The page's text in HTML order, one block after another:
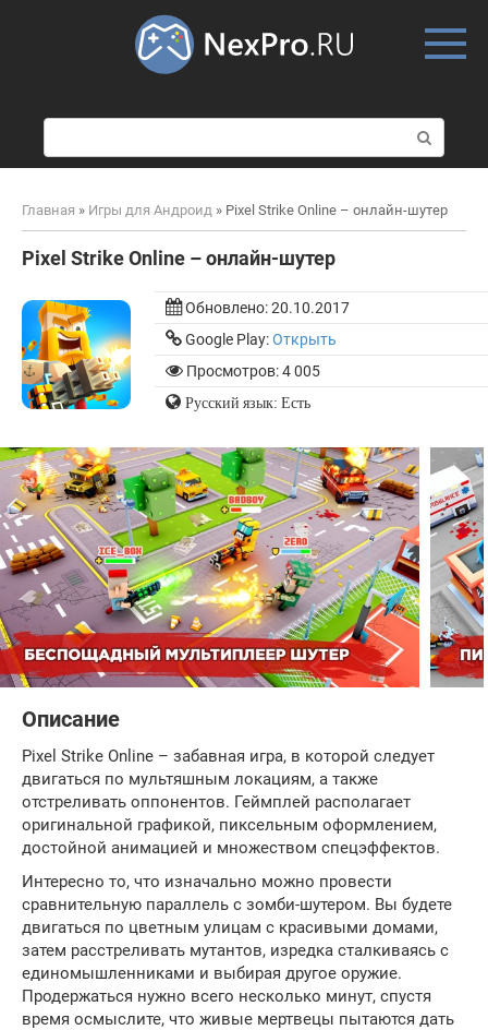
о
и
к
Главная » Игры для Андроид » Pixel Strike Online – онлайн-шутер
Pixel Strike Online – онлайн-шутер
Обновлено:20.10.2017
Google Play:Открыть
Просмотров: 4 005
Русский язык: Есть
Описание
Pixel Strike Online – забавная игра, в которой следует
двигаться по мультяшным локациям, а также
отстреливать оппонентов. Геймплей располагает
оригинальной графикой, пиксельным оформлением,
достойной анимацией и множеством спецэффектов.
Интересно то, что изначально можно провести
сравнительную параллель с зомби-шутером. Вы будете
двигаться по цветным улицам с красивыми домами,
затем расстреливать мутантов, изредка сталкиваясь с
единомышленниками и выбирая другое оружие.
Продержаться нужно всего несколько минут, спустя
время осмыслите, что живые мертвецы пытаются дать